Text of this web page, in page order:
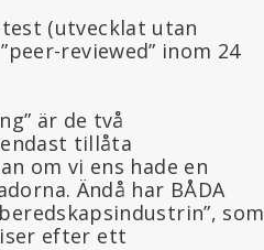
(utvecklat utan
reviewed” inom 24
är de två
tillåta
om vi ens hade en
Ändå har BÅDA
som
efter ett